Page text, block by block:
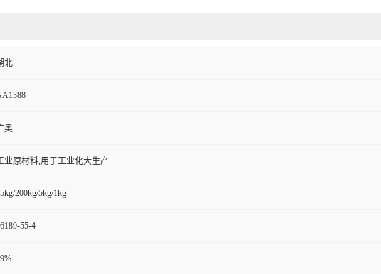
北
奥
业原材料,用于工业化大生产
200kg/5kg/1kg
55-4